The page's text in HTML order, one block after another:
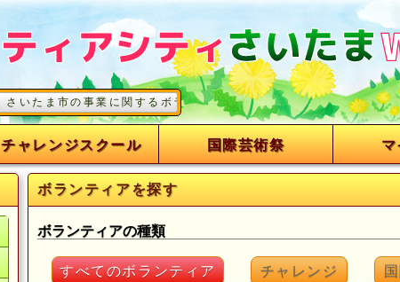
の事業に関するボランティアを募集しています
チャレンジスクール 国際芸術祭 マ
ボランティアを探す
ボランティアの種類
すべてのボランティア チャレンジ